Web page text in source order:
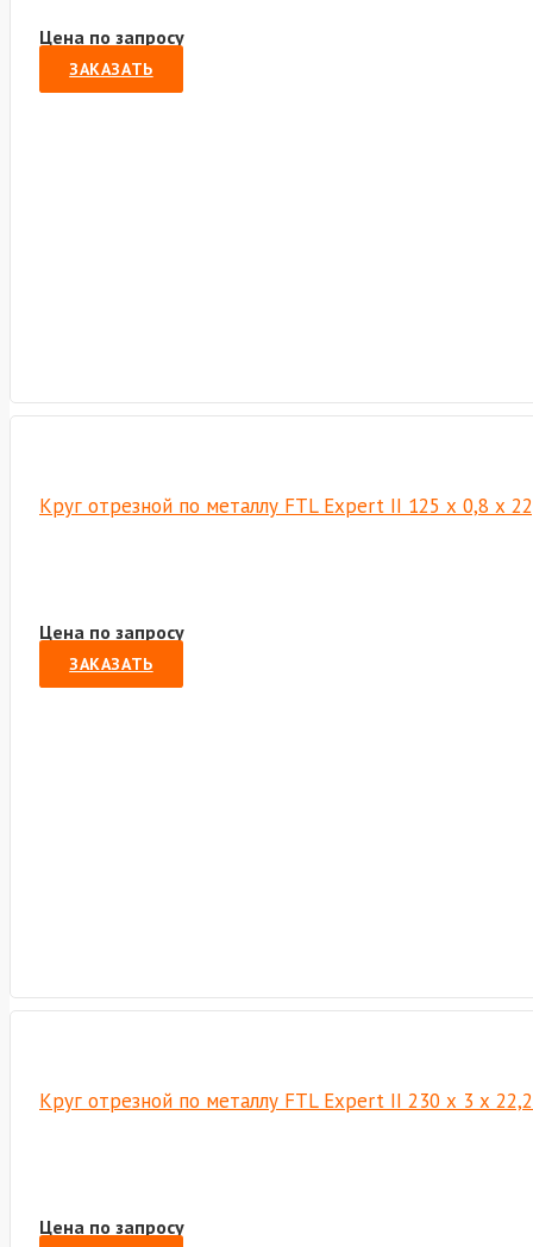
Цена по запросу
ЗАКАЗАТЬ
Круг отрезной по металлу FTL Expert II 125 х 0,8 х
Цена по запросу
ЗАКАЗАТЬ
Круг отрезной по металлу FTL Expert II 230 х 3 х
Цена по запросу